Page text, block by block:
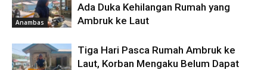
Anambas
Ada Duka Kehilangan Rumah yang
Ambruk ke Laut
Tiga Hari Pasca Rumah Ambruk ke
Laut, Korban Mengaku Belum Dapat